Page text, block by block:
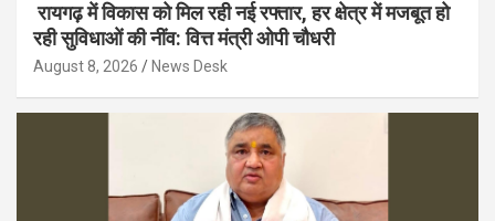
रायगढ़ में विकास को मिल रही नई रफ्तार, हर क्षेत्र में मजबूत हो
रही सुविधाओं की नींव: वित्त मंत्री ओपी चौधरी
August 8, 2026 News Desk